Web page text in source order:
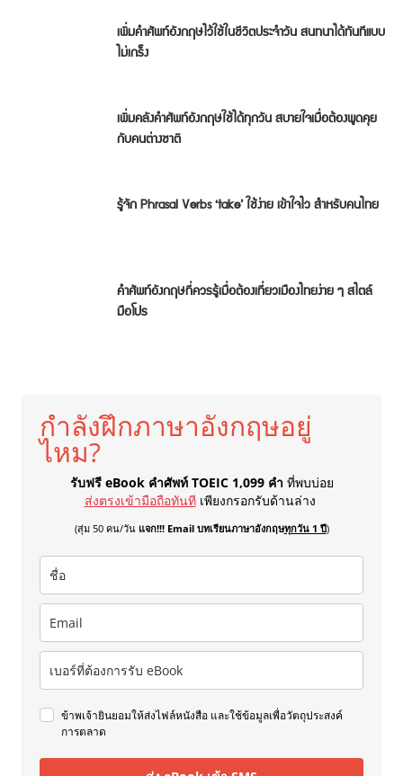
เพิ่มคำศัพท์อังกฤษไว้ใช้ในชีวิตประจำวัน สนทนาได้ทันทีแบบ
ไม่เกร็ง
เพิ่มคลังคำศัพท์อังกฤษใช้ได้ทุกวัน สบายใจเมื่อต้องพูดคุย
กับคนต่างชาติ
รู้จัก Phrasal Verbs ‘take’ ใช้ง่าย เข้าใจไว สำหรับคนไทย
คำศัพท์อังกฤษที่ควรรู้เมื่อต้องเที่ยวเมืองไทยง่าย ๆ สไตล์
มือโปร
กำลังฝึกภาษาอังกฤษอยู่
ไหม?
รับฟรี eBook คำศัพท์ TOEIC 1,099 คำ ที่พบบ่อย
ส่งตรงเข้ามือถือทันที เพียงกรอกรับด้านล่าง
(สุ่ม 50 คน/วัน แจก!!! Email บทเรียนภาษาอังกฤษทุกวัน 1 ปี)
ข้าพเจ้ายินยอมให้ส่งไฟล์หนังสือ และใช้ข้อมูลเพื่อวัตถุประสงค์
การตลาด